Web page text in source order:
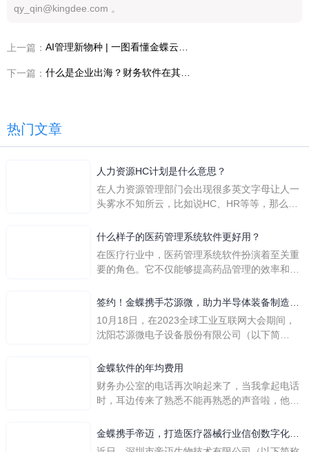
qy_qin@kingdee.com 。
上一篇：
下一篇：
热门文章
人力资源HC计划是什么意思？
在人力资源管理部门会出现很多英文字母让人一
头雾水不知所云，比如说HC、HR等等，那么它
么呢？
什么样子的医药管理系统软件更好用？
在医疗行业中，医药管理系统软件扮演着至关重
要的角色。它不仅能够提高药品管理的效率和准
一个好用的医药管理系统软件应具备以下特点。
地进行操作。 复杂的
签约！金蝶携手芯源微，助力半导体装备制造领
先企业迈向世界
10月18日，在2023全球工业互联网大会期间，
沈阳芯源微电子设备股份有限公司（以下简
下简称“金蝶”）在辽宁沈阳签署战略合作协议。
营管控平台，从而实现公司产研一体化、业财一
体化，提升公司整体业务水平。
金蝶软件的年均费用
财务办公室的电话再次响起来了，当我拿起电话
时，耳边传来了熟悉不能再熟悉的声音啦，他就
软件过程中遇到任何问题，我都可以获得金蝶服
金蝶携手帝迈，打造医疗器械行业信创数字化标
杆